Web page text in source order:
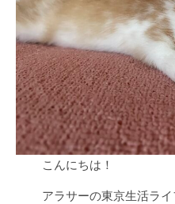
こんにちは！
アラサーの東京生活ラ